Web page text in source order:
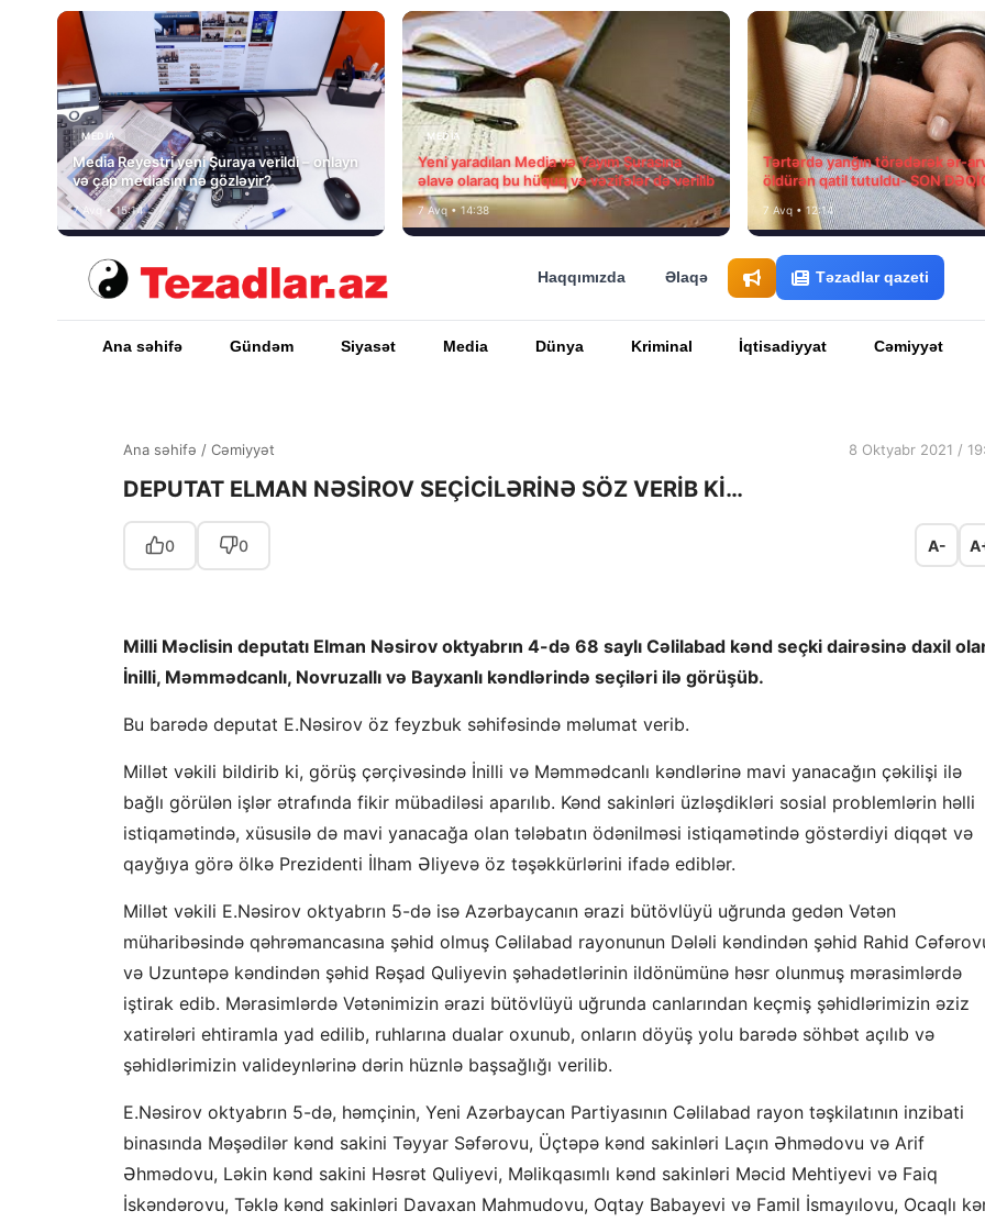
MEDİA
Media Reyestri yeni Şuraya verildi – onlayn
və çap mediasını nə gözləyir?
7 Avq • 15:14
MEDİA
Yeni yaradılan Media və Yayım Şurasına
əlavə olaraq bu hüquq və vəzifələr də verilib
7 Avq • 14:38
Tərtərdə yanğın törədərək ər-
öldürən qatil tutuldu- SON
7 Avq • 12:14
Haqqımızda Əlaqə Təzadlar qazeti
Ana səhifə Gündəm Siyasət Media Dünya Kriminal İqtisadiyyat Cəmiyyət
Ana səhifə / Cəmiyyət 8 Oktyabr 2021 /
DEPUTAT ELMAN NƏSİROV SEÇİCİLƏRİNƏ SÖZ VERİB Kİ…
0 0 A-
Milli Məclisin deputatı Elman Nəsirov oktyabrın 4-də 68 saylı Cəlilabad kənd seçki dairəsinə daxil
İnilli, Məmmədcanlı, Novruzallı və Bayxanlı kəndlərində seçiləri ilə görüşüb.
Bu barədə deputat E.Nəsirov öz feyzbuk səhifəsində məlumat verib.
Millət vəkili bildirib ki, görüş çərçivəsində İnilli və Məmmədcanlı kəndlərinə mavi yanacağın çəkilişi ilə
bağlı görülən işlər ətrafında fikir mübadiləsi aparılıb. Kənd sakinləri üzləşdikləri sosial problemlərin həlli
istiqamətində, xüsusilə də mavi yanacağa olan tələbatın ödənilməsi istiqamətində göstərdiyi diqqət və
qayğıya görə ölkə Prezidenti İlham Əliyevə öz təşəkkürlərini ifadə ediblər.
Millət vəkili E.Nəsirov oktyabrın 5-də isə Azərbaycanın ərazi bütövlüyü uğrunda gedən Vətən
müharibəsində qəhrəmancasına şəhid olmuş Cəlilabad rayonunun Dələli kəndindən şəhid Rahid
və Uzuntəpə kəndindən şəhid Rəşad Quliyevin şəhadətlərinin ildönümünə həsr olunmuş mərasimlərdə
iştirak edib. Mərasimlərdə Vətənimizin ərazi bütövlüyü uğrunda canlarından keçmiş şəhidlərimizin əziz
xatirələri ehtiramla yad edilib, ruhlarına dualar oxunub, onların döyüş yolu barədə söhbət açılıb və
şəhidlərimizin valideynlərinə dərin hüznlə başsağlığı verilib.
E.Nəsirov oktyabrın 5-də, həmçinin, Yeni Azərbaycan Partiyasının Cəlilabad rayon təşkilatının inzibati
binasında Məşədilər kənd sakini Təyyar Səfərovu, Üçtəpə kənd sakinləri Laçın Əhmədovu və Arif
Əhmədovu, Ləkin kənd sakini Həsrət Quliyevi, Məlikqasımlı kənd sakinləri Məcid Mehtiyevi və Faiq
İskəndərovu, Təklə kənd sakinləri Davaxan Mahmudovu, Oqtay Babayevi və Famil İsmayılovu, Ocaqlı